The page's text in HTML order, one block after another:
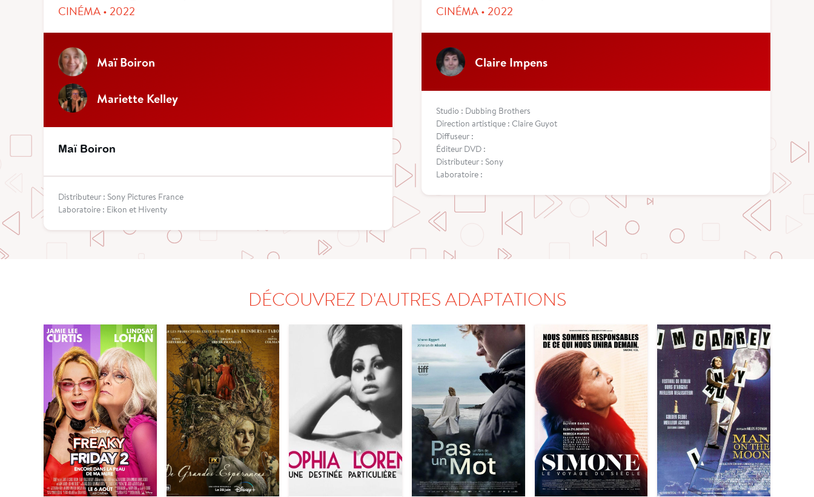
CINÉMA • 2022
Maï Boiron
Mariette Kelley
Maï Boiron
Distributeur : Sony Pictures France
Laboratoire : Eikon et Hiventy
CINÉMA • 2022
Claire Impens
Studio : Dubbing Brothers
Direction artistique : Claire Guyot
Diffuseur :
Éditeur DVD :
Distributeur : Sony
Laboratoire :
DÉCOUVREZ D'AUTRES ADAPTATIONS